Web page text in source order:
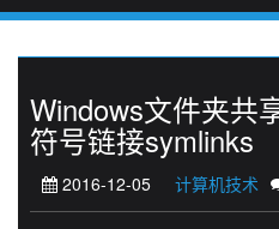
Windows文件夹共
符号链接symlinks
2016-12-05 计算机技术